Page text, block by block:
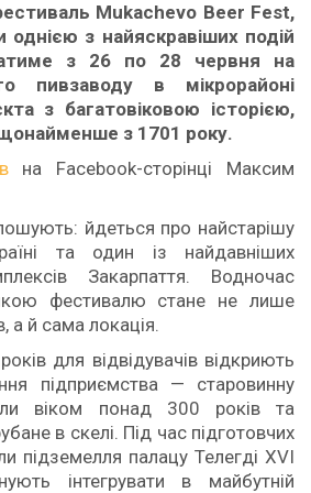
Mukachevo Beer Fest,
однією з найяскравіших подій
з 26 по 28 червня на
пивзаводу в мікрорайоні
з багатовіковою історією,
з 1701 року.
на Facebook-сторінці Максим
йдеться про найстарішу
та один із найдавніших
Закарпаття. Водночас
фестивалю стане не лише
а й сама локація.
для відвідувачів відкриють
підприємства — старовинну
віком понад 300 років та
в скелі. Під час підготовчих
підземелля палацу Телегді XVI
інтегрувати в майбутній